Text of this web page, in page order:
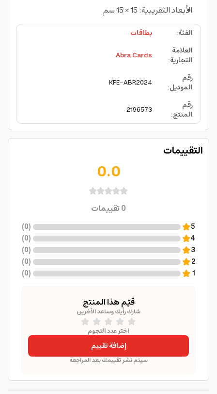
الأبعاد التقريبية: 15 × 15 سم
الفئة:
بطاقات
العلامة
التجارية:
Abra Cards
رقم
الموديل:
KFE-ABR2024
رقم
المنتج:
2196573
التقييمات
0.0
0تقييمات
5
(
0
)
4
(
0
)
3
(
0
)
2
(
0
)
1
(
0
)
قيّم هذا المنتج
شارك رأيك وساعد الآخرين
اختر عدد النجوم
إضافة تقييم
سيتم نشر تقييمك بعد المراجعة